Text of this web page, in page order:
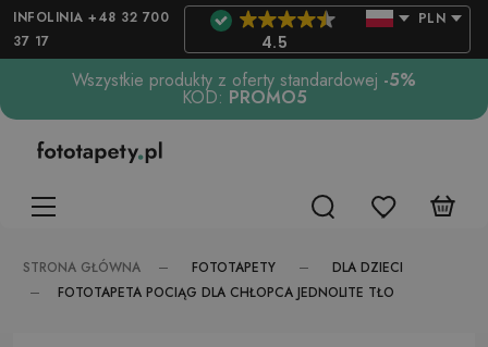
INFOLINIA +48 32 700
37 17
4.5
PLN
Wszystkie produkty z oferty standardowej -5%
KOD: PROMO5
STRONA GŁÓWNA FOTOTAPETY
DLA DZIECI
FOTOTAPETA POCIĄG DLA CHŁOPCA JEDNOLITE TŁO